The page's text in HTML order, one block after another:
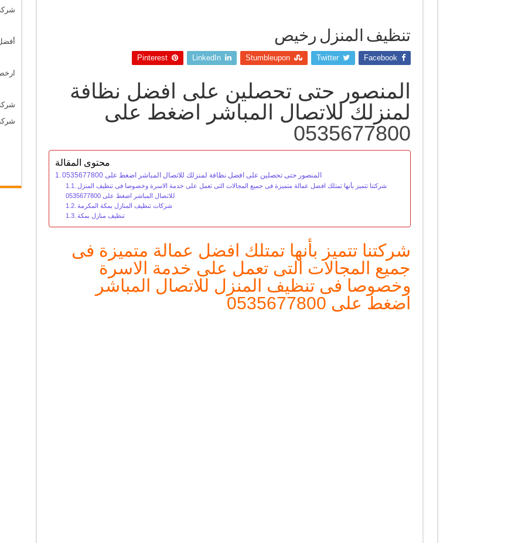
تنظيف المنزل رخيص
Facebook
Twitter
Stumbleupon
LinkedIn
Pinterest
المنصور حتى تحصلين على افضل نظافة
لمنزلك للاتصال المباشر اضغط على
0535677800
محتوى المقالة
المنصور حتى تحصلين على افضل نظافة لمنزلك للاتصال المباشر اضغط على 0535677800
شركتنا تتميز بأنها تمتلك افضل عمالة متميزة فى جميع المجالات التى تعمل على خدمة الاسرة وخصوصا فى تنظيف المنزل
للاتصال المباشر اضغط على 0535677800
شركات تنظيف المنازل بمكة المكرمة
تنظيف منازل بمكة
شركتنا تتميز بأنها تمتلك افضل عمالة متميزة فى
جميع المجالات التى تعمل على خدمة الاسرة
وخصوصا فى تنظيف المنزل للاتصال المباشر
اضغط على 0535677800